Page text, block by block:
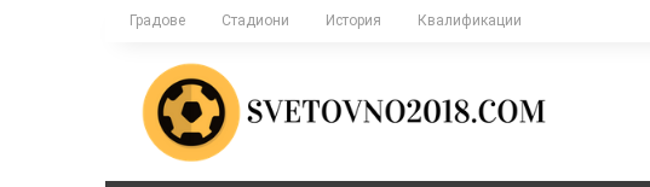
Градове Стадиони История Квалификации